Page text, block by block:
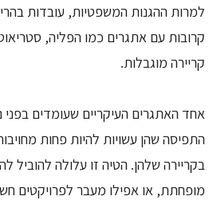
למרות ההגנות המשפטיות, עובדות
קרובות עם אתגרים כמו הפליה,
קריירה מוגבלות.
אחד האתגרים העיקריים שעומדים בפני
התפיסה שהן עשויות להיות פחות
בקריירה שלהן. הטיה זו עלולה להוביל
מופחתת, או אפילו מעבר לפרויקטים